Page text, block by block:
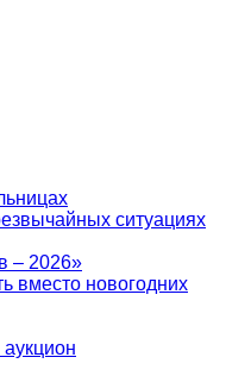
ситуациях
– 2026»
вместо новогодних